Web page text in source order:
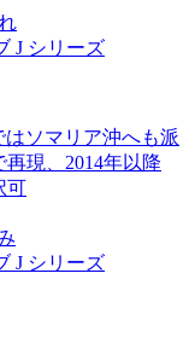
J シリーズ
ソマリア沖へも派
現、2014年以降
可
J シリーズ